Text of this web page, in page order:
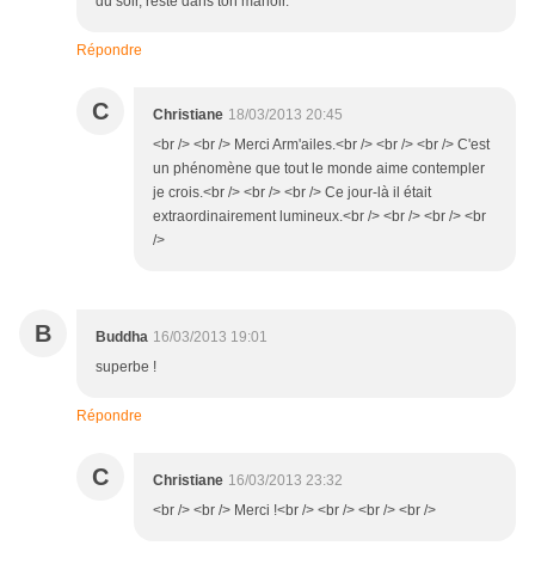
Répondre
C Christiane 18/03/2013 20:45
<br /> <br /> Merci Arm'ailes.<br /> <br /> <br /> C'est
un phénomène que tout le monde aime contempler
je crois.<br /> <br /> <br /> Ce jour-là il était
extraordinairement lumineux.<br /> <br /> <br /> <br
/>
B Buddha 16/03/2013 19:01
superbe !
Répondre
C Christiane 16/03/2013 23:32
<br /> <br /> Merci !<br /> <br /> <br /> <br />